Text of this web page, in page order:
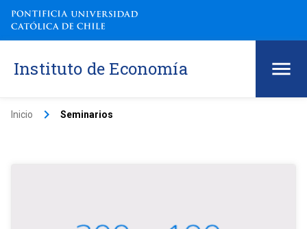
Instituto de Economía
Inicio keyboard_arrow_right Seminarios